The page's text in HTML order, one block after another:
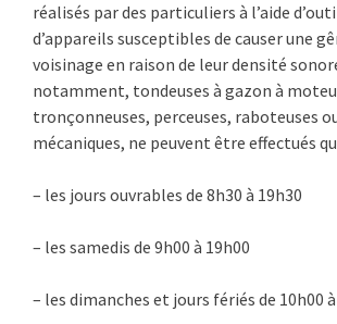
réalisés par des particuliers à l’aide
d’appareils susceptibles de causer une
voisinage en raison de leur densité
notamment, tondeuses à gazon à
tronçonneuses, perceuses, raboteuses
mécaniques, ne peuvent être effectués
– les jours ouvrables de 8h30 à 19h30
– les samedis de 9h00 à 19h00
– les dimanches et jours fériés de 10h00